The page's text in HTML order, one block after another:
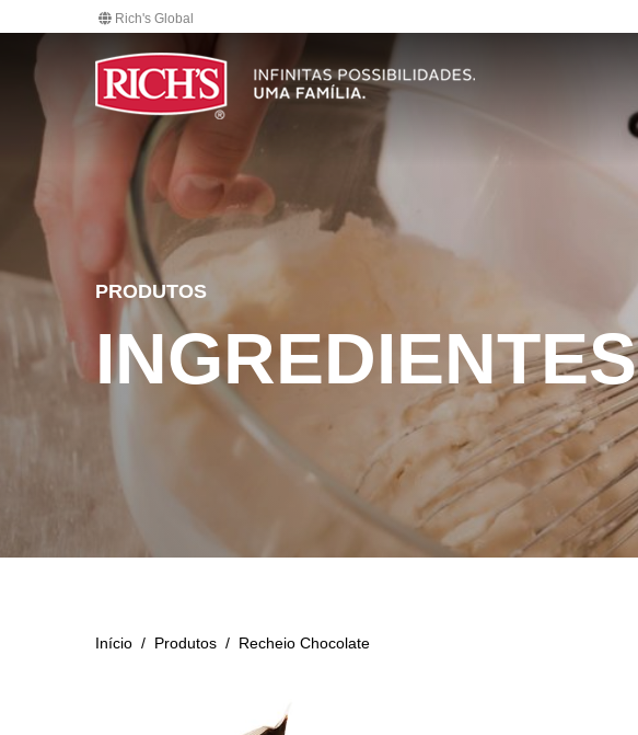
Rich's Global
PRODUTOS
INGREDIENTES
Início / Produtos / Recheio Chocolate